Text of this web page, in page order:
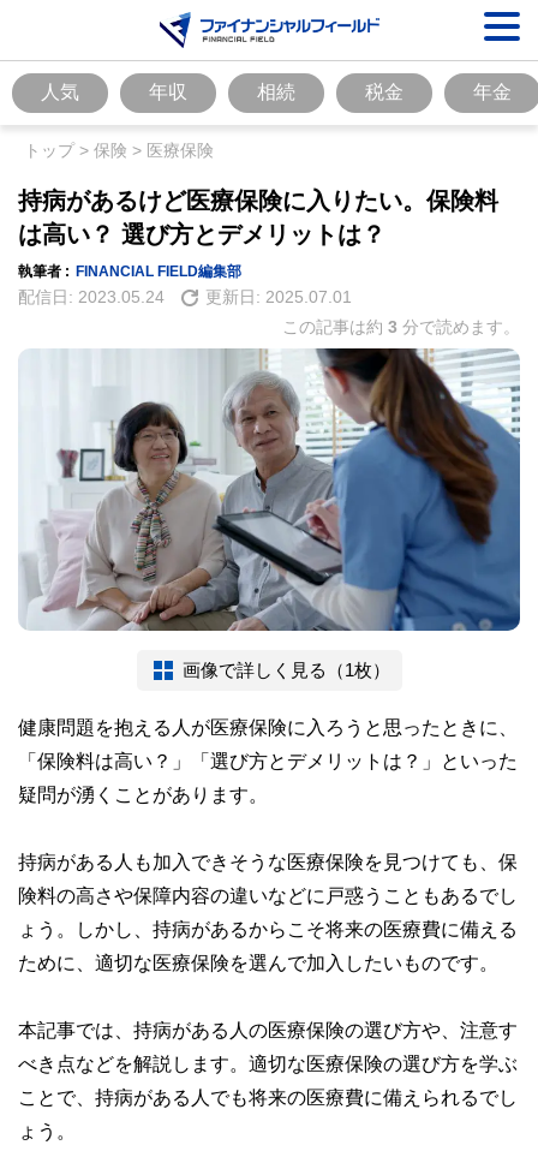
人気 年収 相続 税金 年金
トップ> 保険 > 医療保険
持病があるけど医療保険に入りたい。保険料
は高い？ 選び方とデメリットは？
執筆者 : FINANCIAL FIELD編集部
配信日: 2023.05.24 更新日: 2025.07.01
この記事は約 3 分で読めます。
画像で詳しく見る（1枚）
健康問題を抱える人が医療保険に入ろうと思ったときに、
「保険料は高い？」「選び方とデメリットは？」といった
疑問が湧くことがあります。
持病がある人も加入できそうな医療保険を見つけても、保
険料の高さや保障内容の違いなどに戸惑うこともあるでし
ょう。しかし、持病があるからこそ将来の医療費に備える
ために、適切な医療保険を選んで加入したいものです。
本記事では、持病がある人の医療保険の選び方や、注意す
べき点などを解説します。適切な医療保険の選び方を学ぶ
ことで、持病がある人でも将来の医療費に備えられるでし
ょう。